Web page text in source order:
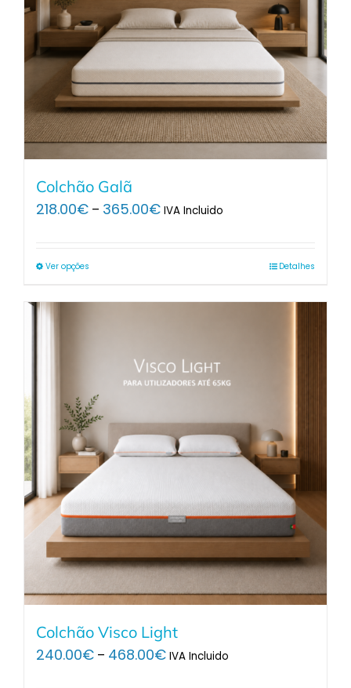
Colchão Galã
218.00€ – 365.00€Price
IVA Incluido
Ver opções Detalhes
Colchão Visco Light
240.00€ – 468.00€Price
IVA Incluido